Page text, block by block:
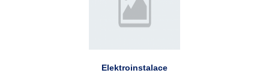
Elektroinstalace